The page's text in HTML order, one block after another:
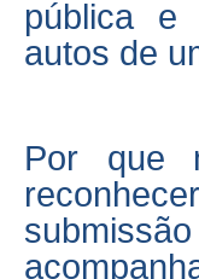
pública e
autos de
Por que